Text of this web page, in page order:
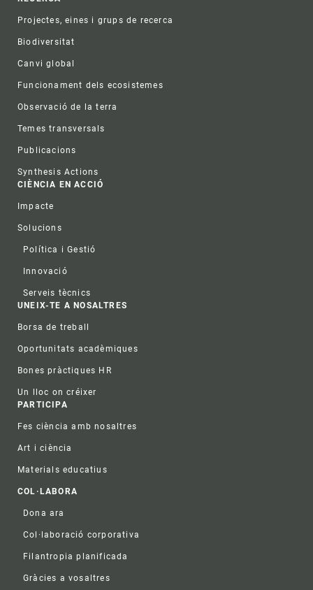
Projectes, eines i grups de recerca
Biodiversitat
Canvi global
Funcionament dels ecosistemes
Observació de la terra
Temes transversals
Publicacions
Synthesis Actions
CIÈNCIA EN ACCIÓ
Impacte
Solucions
Política i Gestió
Innovació
Serveis tècnics
UNEIX-TE A NOSALTRES
Borsa de treball
Oportunitats acadèmiques
Bones pràctiques HR
Un lloc on créixer
PARTICIPA
Fes ciència amb nosaltres
Art i ciència
Materials educatius
COL·LABORA
Dona ara
Col·laboració corporativa
Filantropia planificada
Gràcies a vosaltres